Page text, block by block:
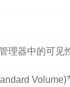
理器中的可见
Volume)